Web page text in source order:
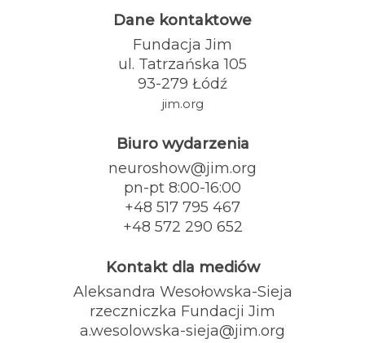
Dane kontaktowe
Fundacja Jim
ul. Tatrzańska 105
93-279 Łódź
jim.org
Biuro wydarzenia
neuroshow@jim.org
pn-pt 8:00-16:00
+48 517 795 467
+48 572 290 652
Kontakt dla mediów
Aleksandra Wesołowska-Sieja
rzeczniczka Fundacji Jim
a.wesolowska-sieja@jim.org